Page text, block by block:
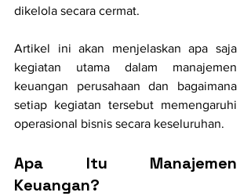
dikelola secara cermat.
Artikel ini akan menjelaskan apa saja
kegiatan utama dalam manajemen
keuangan perusahaan dan bagaimana
setiap kegiatan tersebut memengaruhi
operasional bisnis secara keseluruhan.
Apa Itu Manajemen
Keuangan?